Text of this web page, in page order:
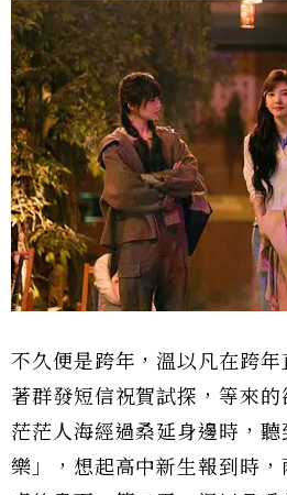
不久便是跨年，溫以凡在跨
著群發短信祝賀試探，等來
茫茫人海經過桑延身邊時，
樂」，想起高中新生報到時